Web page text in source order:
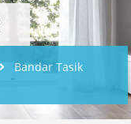
Bandar Tasik